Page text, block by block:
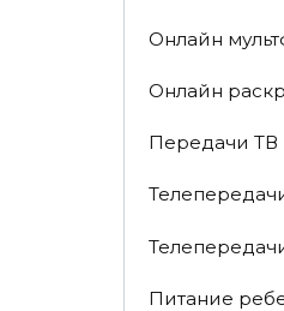
Онлайн
Онлайн
Передачи ТВ
Питание